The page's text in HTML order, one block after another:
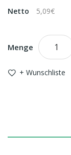
Netto
5,09€
Menge
+ Wunschliste